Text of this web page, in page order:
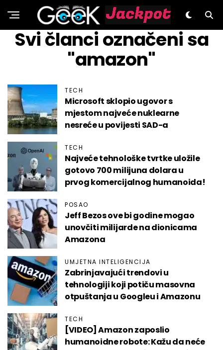
GeeK.hr
Svi članci označeni sa
"amazon"
TECH
Microsoft sklopio ugovor s
mjestom najveće nuklearne
nesreće u povijesti SAD-a
TECH
Najveće tehnološke tvrtke uložile
gotovo 700 milijuna dolara u
prvog komercijalnog humanoida!
POSAO
Jeff Bezos ove bi godine mogao
unovčiti milijarde na dionicama
Amazona
UMJETNA INTELIGENCIJA
Zabrinjavajući trendovi u
tehnologiji koji potiču masovna
otpuštanja u Googleu i Amazonu
TECH
[VIDEO] Amazon zaposlio
humanoidne robote: Kažu da neće